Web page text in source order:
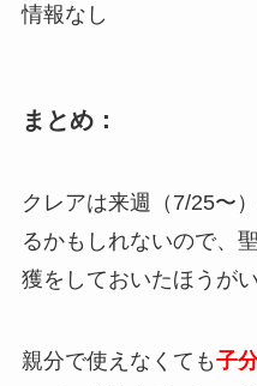
情報なし
まとめ：
クレアは来週（7/25〜
るかもしれないので、
獲をしておいたほうが
親分で使えなくても子